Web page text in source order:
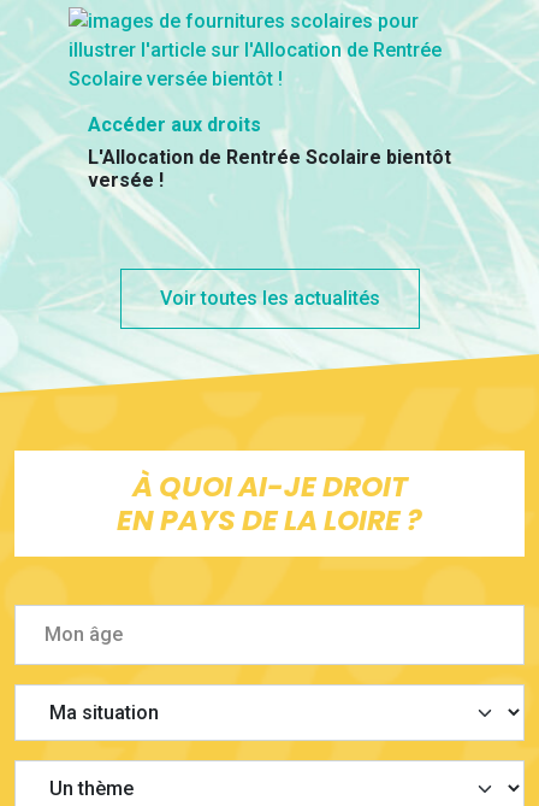
Accéder aux droits
L'Allocation de Rentrée Scolaire bientôt
versée !
Voir toutes les actualités
À QUOI AI-JE DROIT
EN PAYS DE LA LOIRE ?